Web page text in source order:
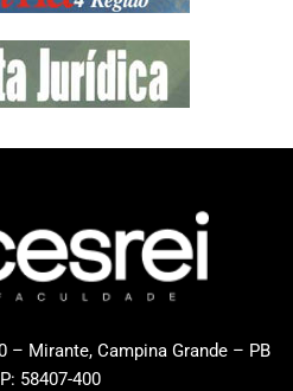
– Mirante, Campina Grande – PB
58407-400